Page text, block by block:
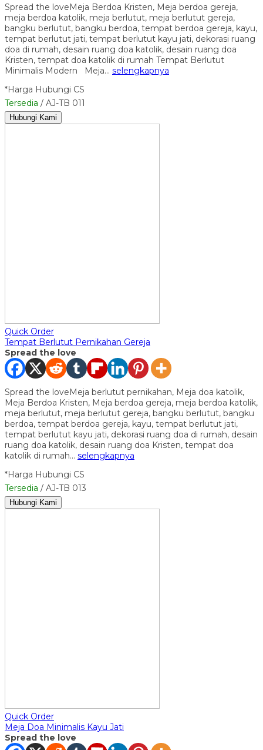
Spread the loveMeja Berdoa Kristen, Meja berdoa gereja,
meja berdoa katolik, meja berlutut, meja berlutut gereja,
bangku berlutut, bangku berdoa, tempat berdoa gereja, kayu,
tempat berlutut jati, tempat berlutut kayu jati, dekorasi ruang
doa di rumah, desain ruang doa katolik, desain ruang doa
Kristen, tempat doa katolik di rumah Tempat Berlutut
Minimalis Modern Meja… selengkapnya
*Harga Hubungi CS
Tersedia / AJ-TB 011
Hubungi Kami
Quick Order
Tempat Berlutut Pernikahan Gereja
Spread the love
Spread the loveMeja berlutut pernikahan, Meja doa katolik,
Meja Berdoa Kristen, Meja berdoa gereja, meja berdoa katolik,
meja berlutut, meja berlutut gereja, bangku berlutut, bangku
berdoa, tempat berdoa gereja, kayu, tempat berlutut jati,
tempat berlutut kayu jati, dekorasi ruang doa di rumah, desain
ruang doa katolik, desain ruang doa Kristen, tempat doa
katolik di rumah… selengkapnya
*Harga Hubungi CS
Tersedia / AJ-TB 013
Hubungi Kami
Quick Order
Meja Doa Minimalis Kayu Jati
Spread the love